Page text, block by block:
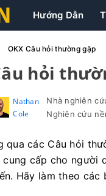
Hướng Dẫn
OKX Câu hỏi thường gặp
hỏi
Nathan
Cole
Nhà nghiên
Nghiên cứu
qua các Câu hỏi
cấp cho người
Hãy làm theo